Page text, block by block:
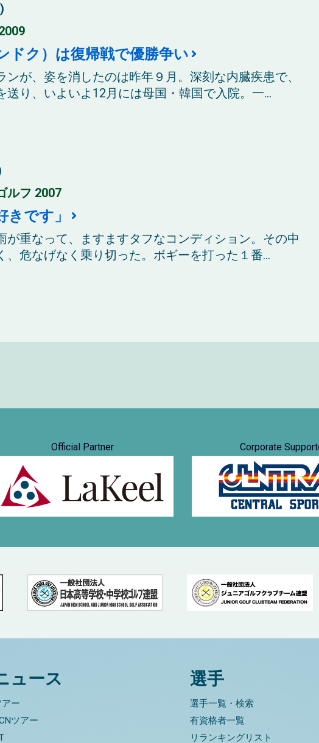
ドク）は復帰戦で優勝争い
ンが、姿を消したのは昨年９月。深刻な内臓疾患で、
送り、いよいよ12月には母国・韓国で入院。一...
ルフ 2007
です」
が重なって、ますますタフなコンディション。その中
、危なげなく乗り切った。ボギーを打った１番...
Official Partner Corporate
ュース
アー
ツアー
選手
選手一覧・検索
有資格者一覧
リランキングリスト